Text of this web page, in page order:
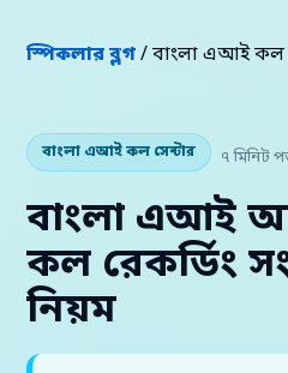
স্পিকলার ব্লগ/ বাংলা এআই কল
বাংলা এআই কল সেন্টার ৭ মিনিট
বাংলা এআই
কল রেকর্ডিং
নিয়ম